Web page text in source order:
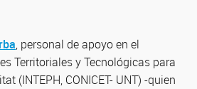
, personal de apoyo en el
Territoriales y Tecnológicas para
(INTEPH, CONICET- UNT) -quien